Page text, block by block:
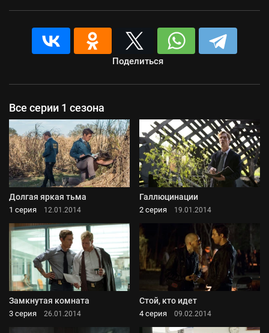
Поделиться
Все серии 1 сезона
Долгая яркая тьма
1 серия 12.01.2014
Галлюцинации
2 серия 19.01.2014
Замкнутая комната
3 серия 26.01.2014
Стой, кто идет
4 серия 09.02.2014